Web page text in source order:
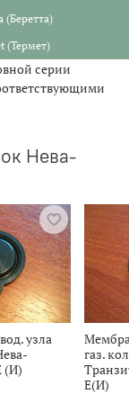
(Беретта)
(Термет)
серии
Нева-
узла
(И)
газ.
Е(И)